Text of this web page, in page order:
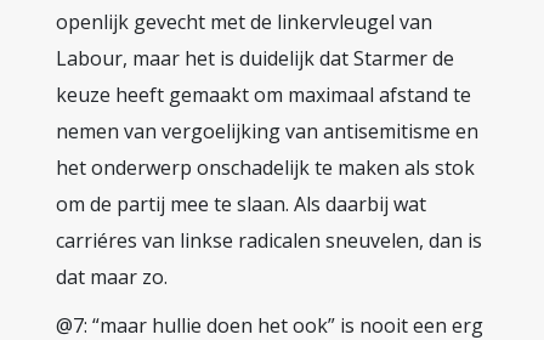
openlijk gevecht met de linkervleugel van
Labour, maar het is duidelijk dat Starmer de
keuze heeft gemaakt om maximaal afstand te
nemen van vergoelijking van antisemitisme en
het onderwerp onschadelijk te maken als stok
om de partij mee te slaan. Als daarbij wat
carriéres van linkse radicalen sneuvelen, dan is
dat maar zo.
@7: “maar hullie doen het ook” is nooit een erg